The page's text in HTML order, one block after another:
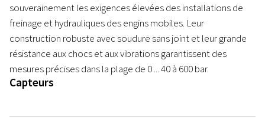
souverainement les exigences élevées des installations de
freinage et hydrauliques des engins mobiles. Leur
construction robuste avec soudure sans joint et leur grande
résistance aux chocs et aux vibrations garantissent des
mesures précises dans la plage de 0 ... 40 à 600 bar.
Capteurs